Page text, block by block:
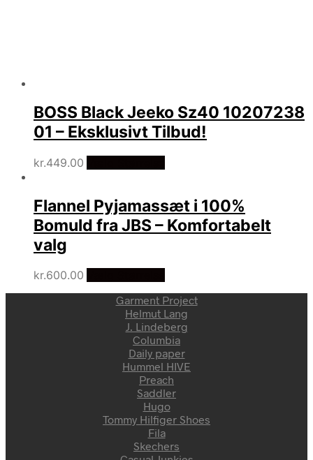
BOSS Black Jeeko Sz40 10207238
01 – Eksklusivt Tilbud!
kr.449.00
Flannel Pyjamassæt i 100%
Bomuld fra JBS – Komfortabelt
valg
kr.600.00
Garment Project
Helmut Lang
J. Lindeberg
Columbia
Daily paper
Hummel HIVE
Preach
Saddler
Hugo
Tommy Hilfiger Shoes
Fila
Skechers